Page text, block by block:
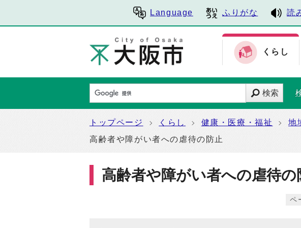
Language ふりがな 読
くらし
検索
トップページ くらし 健康・医療・福祉
地
高齢者や障がい者への虐待の防止
高齢者や障がい者への虐待の
ペ